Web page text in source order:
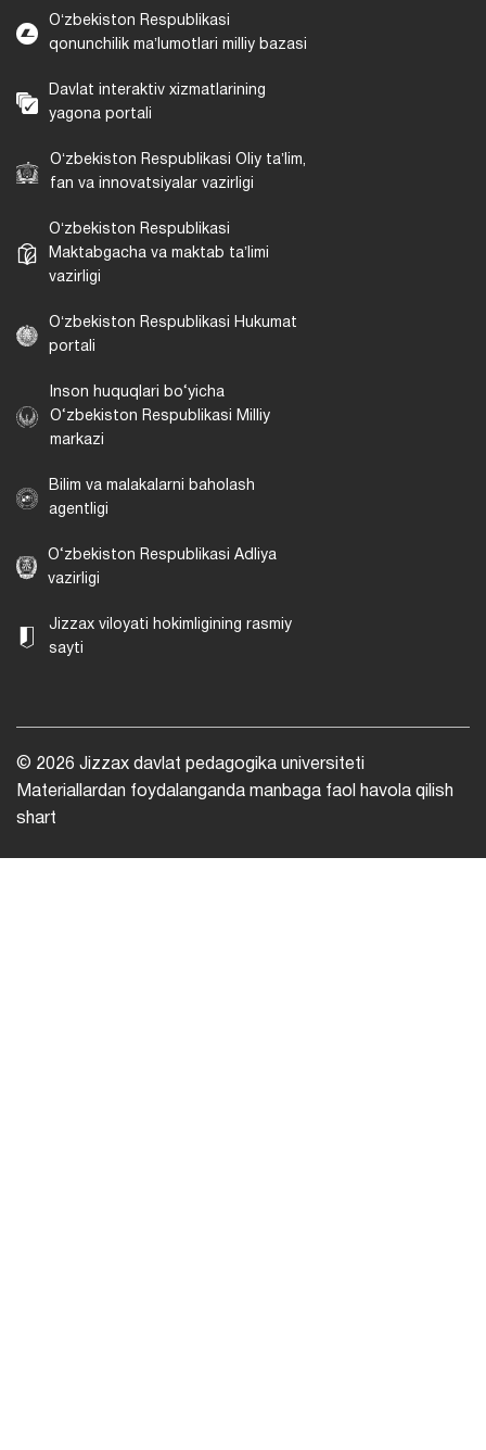
Oʻzbekiston Respublikasi
qonunchilik maʼlumotlari milliy bazasi
Davlat interaktiv xizmatlarining
yagona portali
Oʻzbekiston Respublikasi Oliy taʼlim,
fan va innovatsiyalar vazirligi
Oʻzbekiston Respublikasi
Maktabgacha va maktab taʼlimi
vazirligi
Oʻzbekiston Respublikasi Hukumat
portali
Inson huquqlari bo‘yicha
O‘zbekiston Respublikasi Milliy
markazi
Bilim va malakalarni baholash
agentligi
O‘zbekiston Respublikasi Adliya
vazirligi
Jizzax viloyati hokimligining rasmiy
sayti
© 2026 Jizzax davlat pedagogika universiteti
Materiallardan foydalanganda manbaga faol havola qilish
shart